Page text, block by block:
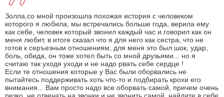
Золла,со мной произошла похожая история с человеком
которого я любила, мы встречались больше года, верила ему
как себе, человек который звонил каждый час и говорил как он
меня любит, в итоге сказал что я для него как сестра, что не
готов к серъезным отношениям, для меня это был шок, удар,
боль, обида, он тоже хотел быть со мной друзьями... но я
считаю так уходя уходи и не надо рвать себе сердце !
Если те отношения которые у Вас были оборвались не
пытайтесь поддерживать хоть что-то и подбирать крохи его
внимания... Вам просто надо все оборвать самой, причем очень